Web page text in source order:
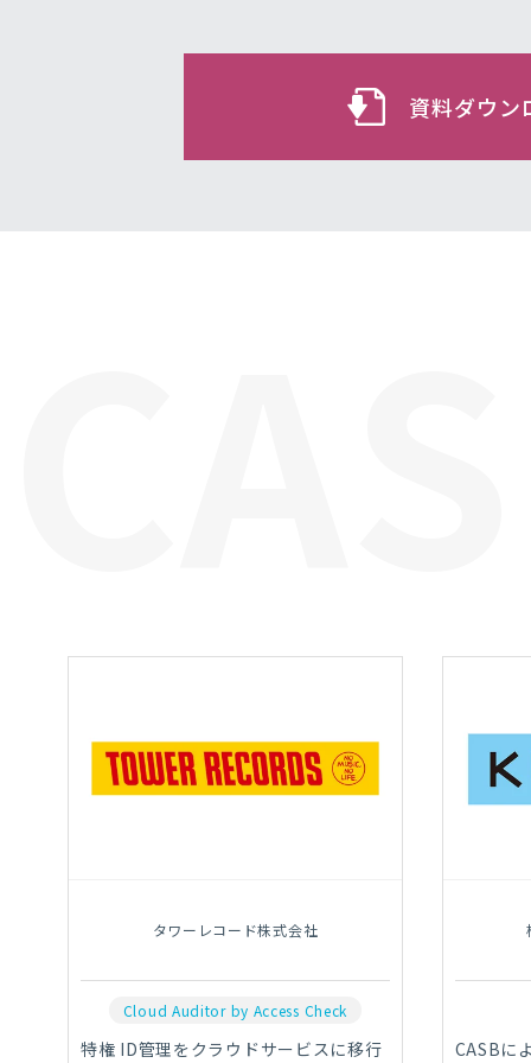
資料ダウン
タワーレコード株式会社
Cloud Auditor by Access Check
特権 ID管理をクラウドサービスに移行 CASBに